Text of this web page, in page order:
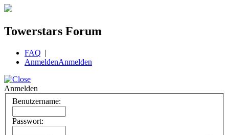
Towerstars Forum
FAQ |
AnmeldenAnmelden
Anmelden
Benutzername:
Passwort: